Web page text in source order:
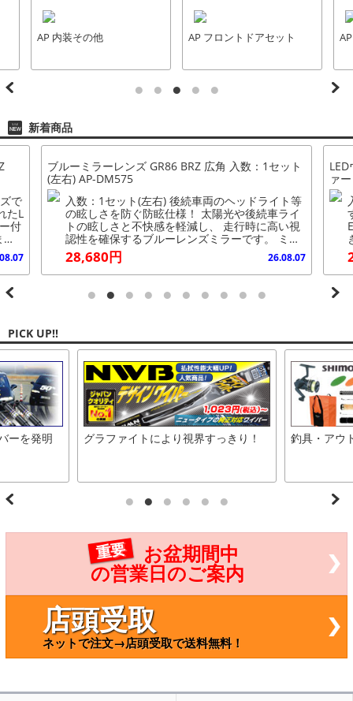
AP 内装その他 AP フロントドアセット
新着商品
たL
付
ブルーミラーレンズ GR86 BRZ 広角 入数：1セット
(左右) AP-DM575
入数：1セット(左右) 後続車両のヘッドライト等
の眩しさを防ぐ防眩仕様！ 太陽光や後続車ライ
トの眩しさと不快感を軽減し、 走行時に高い視
認性を確保するブルーレンズミラーです。 ミラ
ーヒーター付き車対応なので、雪や水滴等の付
着を防ぎます。 広角 ※こちらの商品は純正品で
はございません。 ※入荷時期により、若干の仕
様変更がある場合がございます。 ※お車が自動
防眩ミラーの場合でも取り付けは可能ですが、
す。 お車と画像を見比べて合うことをご確認
下さい。 ※取り付けは自己責任でお願いしま
す。取り付け専門業
28,680円 26.08.07
ァ
対
す。
PICK UP!!
ーを発明 グラファイトにより視界すっきり！ 釣具・アウ
重要
お盆期間中
の営業日のご案内
店頭受取
ネットで注文→店頭受取で送料無料！